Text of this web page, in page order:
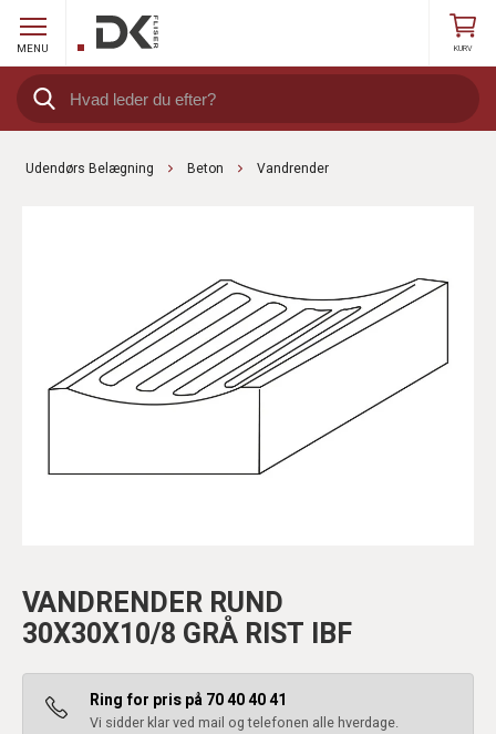
MENU KURV
Udendørs Belægning Beton Vandrender
VANDRENDER RUND
30X30X10/8 GRÅ RIST IBF
Ring for pris på 70 40 40 41
Vi sidder klar ved mail og telefonen alle hverdage.